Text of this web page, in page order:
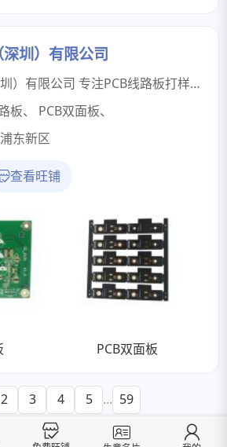
圳）有限公司
昌胜精密电路（深圳）有限公司 专注PCB线路板打样板及中小批量生产厂家，致力于单双面PCB板, 多层线路板，高精密PCB板，阻抗线路板，超薄线路板，无卤素PCB板，软硬结合板，高Tg板、厚铜箔板、HDI板、6.0超厚板加工，专门为国内外高科技企业和科研单位及电子产品企业服务。公司产品广泛应用于通信、计算机、电源、数码、工业控制、科教研发、汽车等高科技领域。日交货能力达 100多余个品种，月品种达，3000 余种，面积达 20000多平方米。制造经验丰富员工为 顾客度身定做样板。 双面板快速加工可在12-24小时完成， 4至8层板加工周期可达 48—72 小时，稳定支持顾客项目研发进程。“急用户所急，想用户所想，以质量求生存，以速度求发展，创深圳速度之”是公司的服务宗旨。在发展过程中，公司上下团结一心，共同奋斗，致力于创造好的企业文化。秉承 ISO9001 标准，坚持持之以恒的精神，全员参与质量改进，不断吸纳国际新技术，完善 产品品质，满足客户的需要。
板、 PCB双面板、
东新区
查看旺铺
PCB双面板
2 3 4 5 ... 59